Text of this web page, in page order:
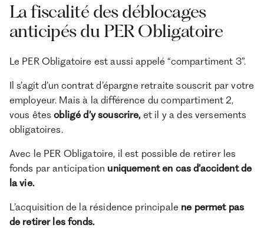
La fiscalité des déblocages
anticipés du PER Obligatoire
Le PER Obligatoire est aussi appelé “compartiment 3”.
Il s’agit d’un ‌contrat d’épargne retraite souscrit par votre
employeur. Mais à la différence du compartiment 2,
vous êtesobligé d’y souscrire, et il y a des versements
obligatoires.
Avec le PER Obligatoire, il est possible de retirer les
fonds par anticipation uniquement en cas d’accident de
la vie.
L’acquisition de la résidence principale ne permet pas
de retirer les fonds.